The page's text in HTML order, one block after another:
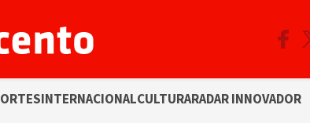
INTERNACIONALCULTURARADAR INNOVADOR